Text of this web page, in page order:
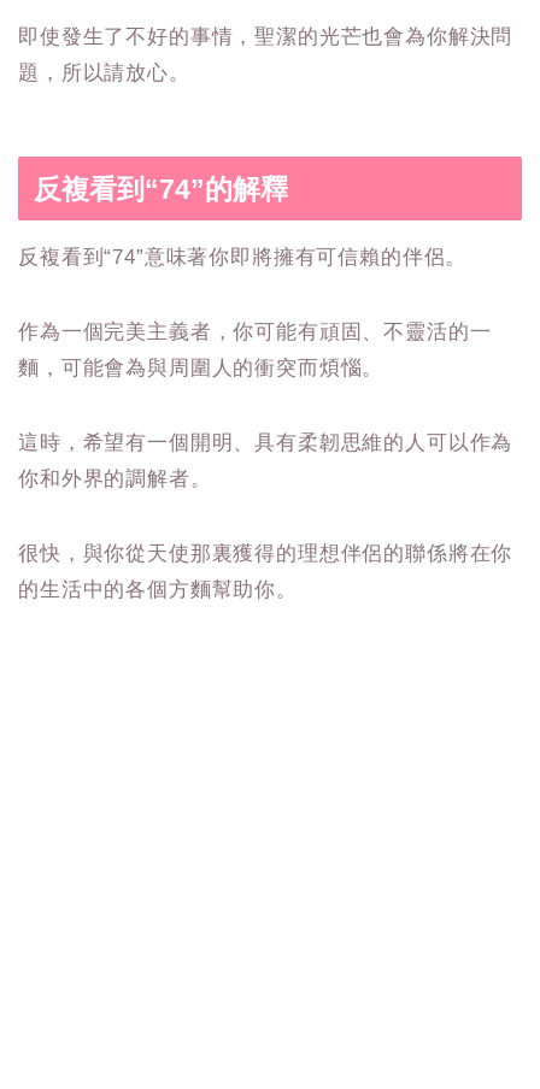
即使發生了不好的事情，聖潔的光芒也會為你解決問
題，所以請放心。
反複看到“74”的解釋
反複看到“74”意味著你即將擁有可信賴的伴侶。
作為一個完美主義者，你可能有頑固、不靈活的一
麵，可能會為與周圍人的衝突而煩惱。
這時，希望有一個開明、具有柔韌思維的人可以作為
你和外界的調解者。
很快，與你從天使那裏獲得的理想伴侶的聯係將在你
的生活中的各個方麵幫助你。